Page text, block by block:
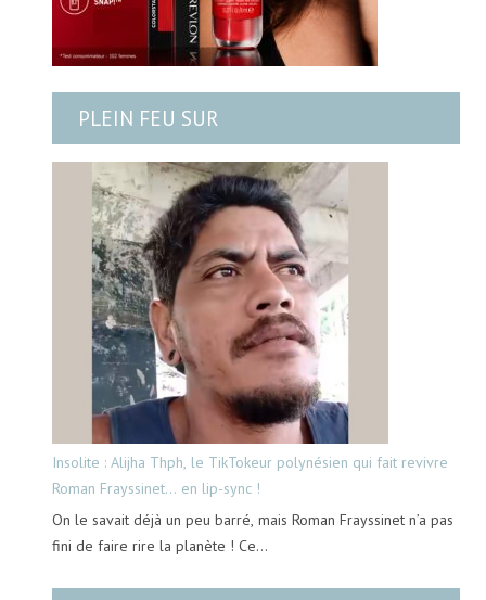
PLEIN FEU SUR
Insolite : Alijha Thph, le TikTokeur polynésien qui fait revivre
Roman Frayssinet… en lip-sync !
On le savait déjà un peu barré, mais Roman Frayssinet n’a pas
fini de faire rire la planète ! Ce…